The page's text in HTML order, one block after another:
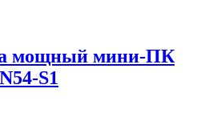
мощный мини-ПК
S1